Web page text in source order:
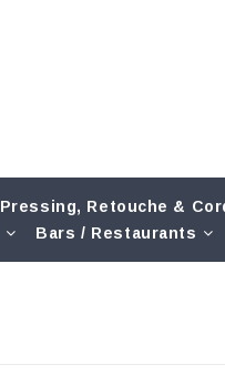
Pressing, Retouche &
Bars / Restaurants